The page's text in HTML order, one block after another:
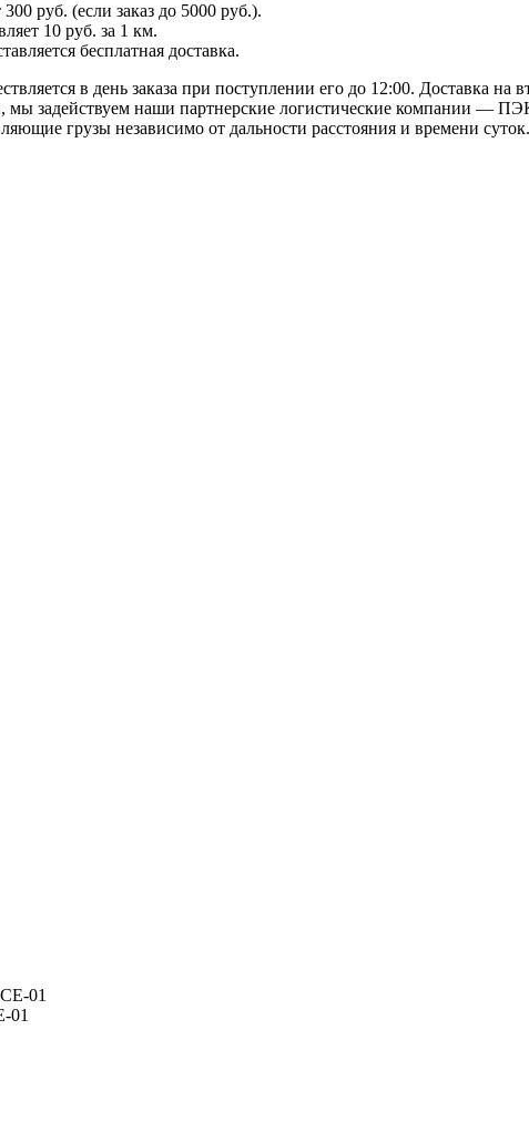
руб. (если заказ до 5000 руб.).
10 руб. за 1 км.
бесплатная доставка.
в день заказа при поступлении его до 12:00. Доставка на
мы задействуем наши партнерские логистические компании —
грузы независимо от дальности расстояния и времени суток.
01